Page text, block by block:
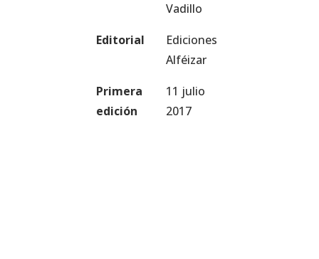
Vadillo
Editorial
Ediciones
Alféizar
Primera
edición
11 julio
2017